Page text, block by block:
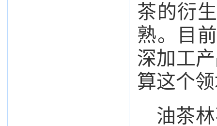
茶的衍
熟。目
深加工
算这个
油茶